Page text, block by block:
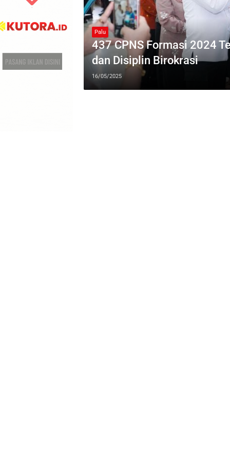
Palu
437 CPNS Formasi 2024
dan Disiplin Birokrasi
16/05/2025